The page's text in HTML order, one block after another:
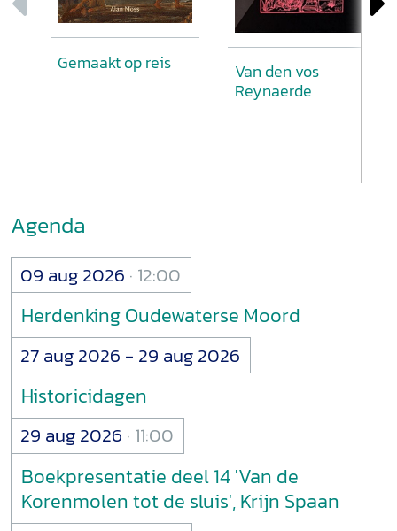
Gemaakt op reis
Van den vos
Reynaerde
Agenda
Herdenking Oudewaterse Moord
09 aug 2026 12:00
Historicidagen
27 aug 2026 - 29 aug 2026
Boekpresentatie deel 14 'Van de
Korenmolen tot de sluis', Krijn Spaan
29 aug 2026 11:00